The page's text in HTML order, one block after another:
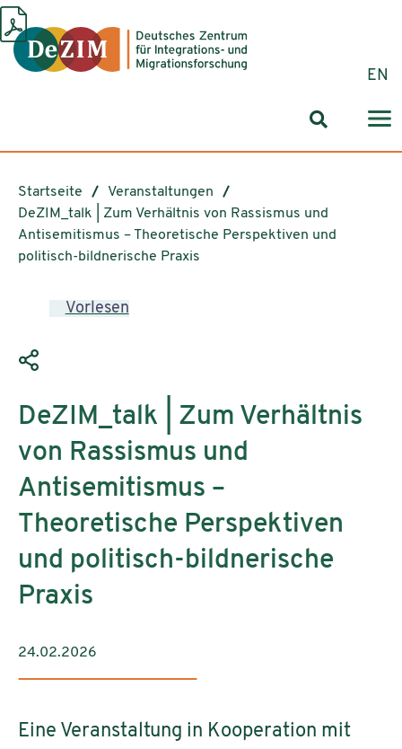
ReadSpeaker webReader springen
Inhalt springen
Navigation springen
Cookie-Einstellungen springen
EN
Startseite
Veranstaltungen
DeZIM_talk | Zum Verhältnis von Rassismus und
Antisemitismus – Theoretische Perspektiven und
politisch-bildnerische Praxis
Vorlesen
DeZIM_talk | Zum Verhältnis
von Rassismus und
Antisemitismus –
Theoretische Perspektiven
und politisch-bildnerische
Praxis
24.02.2026
Eine Veranstaltung in Kooperation mit